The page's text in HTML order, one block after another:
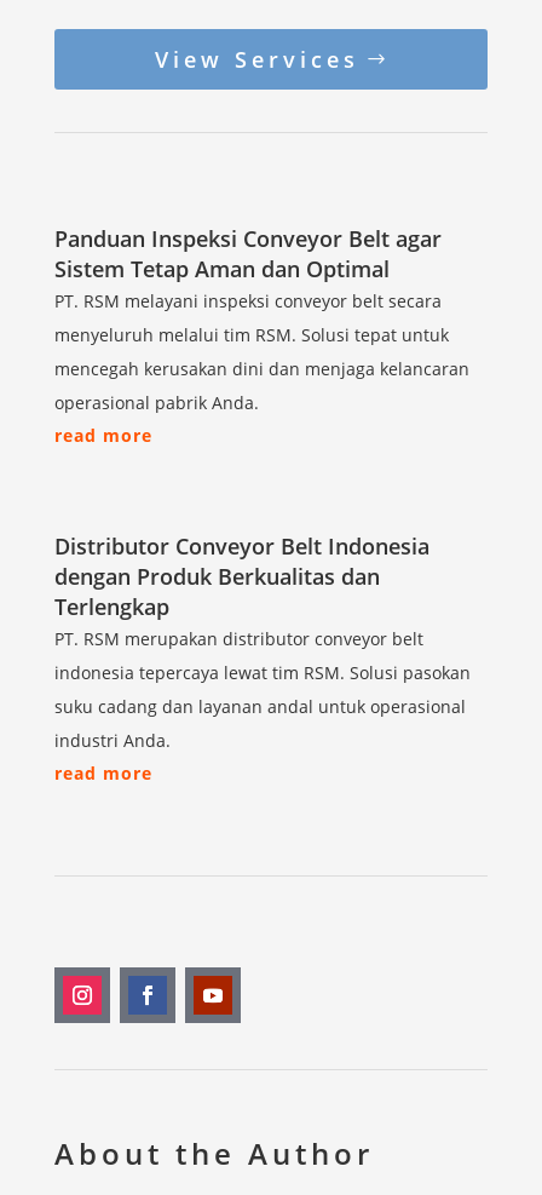
View Services
Panduan Inspeksi Conveyor Belt agar
Sistem Tetap Aman dan Optimal
PT. RSM melayani inspeksi conveyor belt secara
menyeluruh melalui tim RSM. Solusi tepat untuk
mencegah kerusakan dini dan menjaga kelancaran
operasional pabrik Anda.
read more
Distributor Conveyor Belt Indonesia
dengan Produk Berkualitas dan
Terlengkap
PT. RSM merupakan distributor conveyor belt
indonesia tepercaya lewat tim RSM. Solusi pasokan
suku cadang dan layanan andal untuk operasional
industri Anda.
read more
About the Author